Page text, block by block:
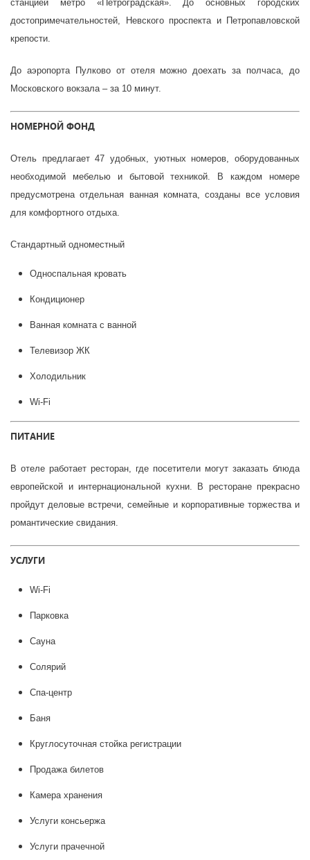
станцией метро «Петроградская». До основных городских
достопримечательностей, Невского проспекта и Петропавловской
крепости.
До аэропорта Пулково от отеля можно доехать за полчаса, до
Московского вокзала – за 10 минут.
НОМЕРНОЙ ФОНД
Отель предлагает 47 удобных, уютных номеров, оборудованных
необходимой мебелью и бытовой техникой. В каждом номере
предусмотрена отдельная ванная комната, созданы все условия
для комфортного отдыха.
Стандартный одноместный
Односпальная кровать
Кондиционер
Ванная комната с ванной
Телевизор ЖК
Холодильник
Wi-Fi
ПИТАНИЕ
В отеле работает ресторан, где посетители могут заказать блюда
европейской и интернациональной кухни. В ресторане прекрасно
пройдут деловые встречи, семейные и корпоративные торжества и
романтические свидания.
УСЛУГИ
Wi-Fi
Парковка
Сауна
Солярий
Спа-центр
Баня
Круглосуточная стойка регистрации
Продажа билетов
Камера хранения
Услуги консьержа
Услуги прачечной